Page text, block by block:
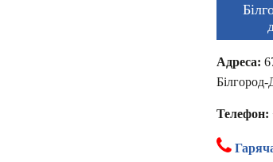
Адреса:
Білгород-
Телефон: